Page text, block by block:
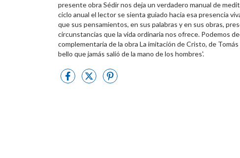
presente obra Sédir nos deja un verdadero manual de
ciclo anual el lector se sienta guiado hacia esa presencia
que sus pensamientos, en sus palabras y en sus obras,
circunstancias que la vida ordinaria nos ofrece. Podemos
complementaria de la obra La imitación de Cristo, de
bello que jamás salió de la mano de los hombres'.